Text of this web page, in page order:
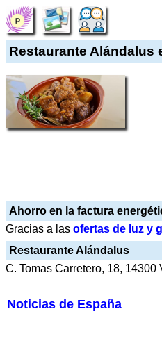
Restaurante Alándalus
Ahorro en la factura
Gracias a las ofertas de luz y
Restaurante Alándalus
C. Tomas Carretero, 18,
Noticias de España